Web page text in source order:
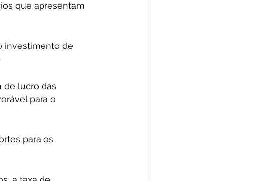
que apresentam
investimento de
de lucro das
para o
para os